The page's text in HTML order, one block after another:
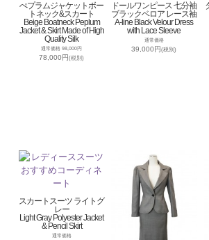
ぺプラムジャケットボー
トネック&スカート
Beige Boatneck Peplum
Jacket & Skirt Made of High
Quality Silk
通常価格 98,000円
78,000円(税別)
ドールワンピース 七分袖
ブラックベロア レース袖
A-line Black Velour Dress
with Lace Sleeve
通常価格
39,000円(税別)
スカートスーツ ライトグ
レー
Light Gray Polyester Jacket
& Pencil Skirt
通常価格